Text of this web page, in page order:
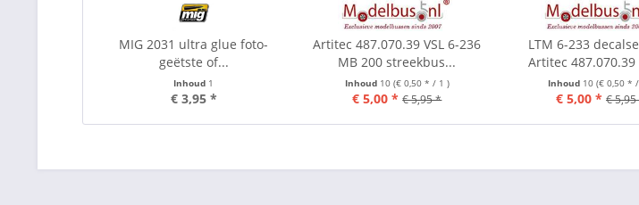
MIG 2031 ultra glue foto-
geëtste of...
Inhoud 1
€ 3,95 *
Artitec 487.070.39 VSL 6-236
MB 200 streekbus...
Inhoud 10 (€ 0,50 * / 1 )
€ 5,00 * € 5,95 *
LTM 6-233
Artitec 487.070.39
Inhoud 10(€ 0,50 *
€ 5,00 * €